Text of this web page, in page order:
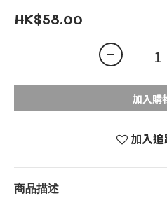
HK$58.00
加入購
加入
商品描述